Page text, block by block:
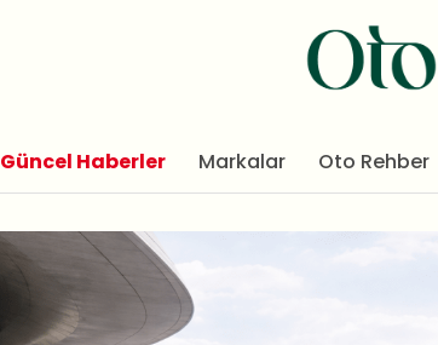
Güncel Haberler Markalar Oto Rehber